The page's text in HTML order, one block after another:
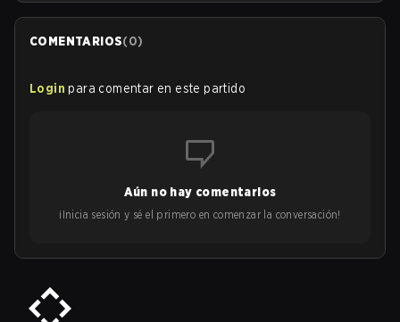
COMENTARIOS(0)
Login para comentar en este partido
Aún no hay comentarios
¡Inicia sesión y sé el primero en comenzar la conversación!